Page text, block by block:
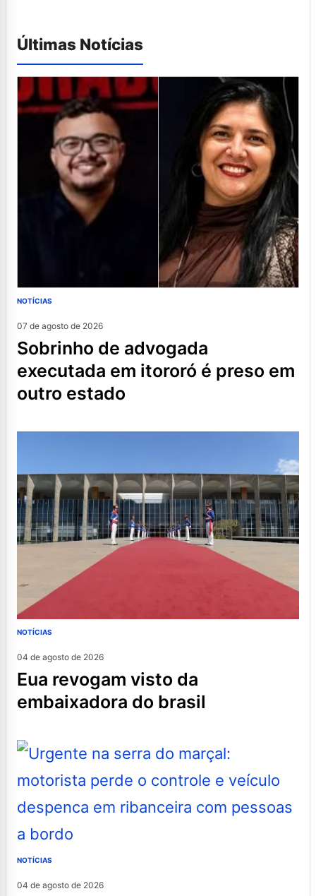
Últimas Notícias
NOTÍCIAS
07 de agosto de 2026
sobrinho de advogada
executada em itororó é preso em
outro estado
NOTÍCIAS
04 de agosto de 2026
eua revogam visto da
embaixadora do brasil
NOTÍCIAS
04 de agosto de 2026